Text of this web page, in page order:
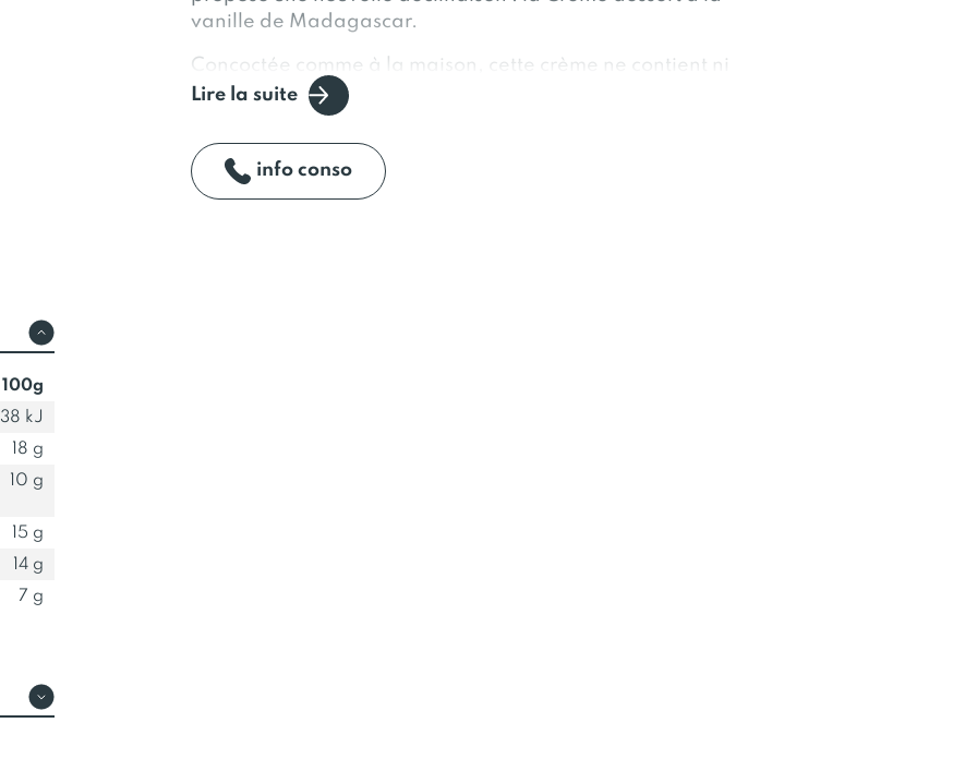
kJ
18 g
10 g
15 g
14 g
7 g
vanille de Madagascar.
Concoctée comme à la maison, cette crème ne contient ni
épaississants ni conservateurs, juste de bons ingrédients
soigneusement sélectionnés. Le lait est collecté à moins de 100
km, chaque pot offre une expérience authentique, idéale pour
les amateurs de vanille en quête de plaisir simple et
réconfortant.
Lire la suite
info conso